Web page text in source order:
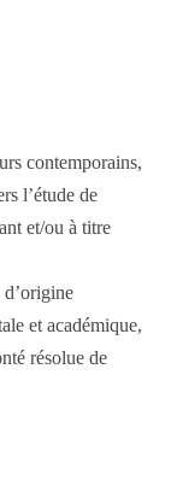
contemporains,
l’étude de
et/ou à titre
d’origine
et académique,
résolue de